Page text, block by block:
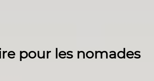
pour les nomades